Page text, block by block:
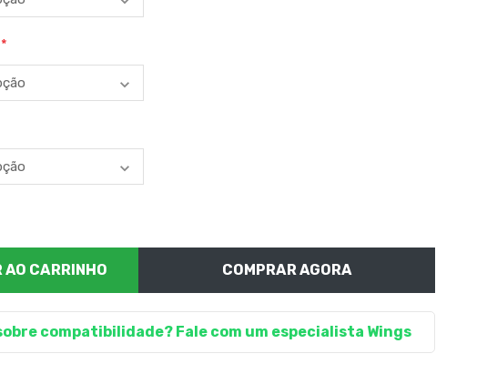
*
COMPRAR AGORA
compatibilidade? Fale com um especialista Wings